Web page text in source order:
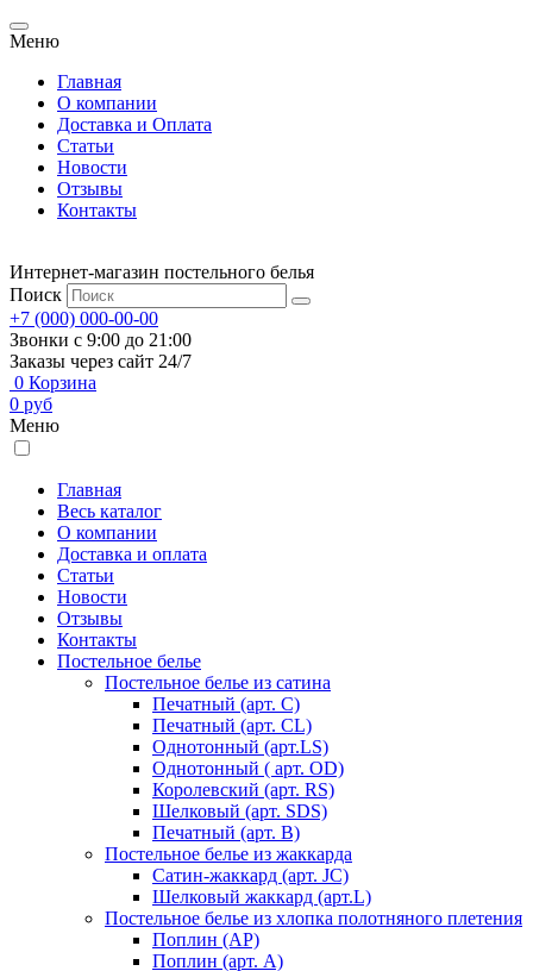
Меню
Главная
О компании
Доставка и Оплата
Статьи
Новости
Отзывы
Контакты
Интернет-магазин постельного белья
Поиск
+7 (000) 000-00-00
Звонки с 9:00 до 21:00
Заказы через сайт 24/7
0 Корзина
0 руб
Меню
Главная
Весь каталог
О компании
Доставка и оплата
Статьи
Новости
Отзывы
Контакты
Постельное белье
Постельное белье из сатина
Печатный (арт. С)
Печатный (арт. СL)
Однотонный (арт.LS)
Однотонный ( арт. OD)
Королевский (арт. RS)
Шелковый (арт. SDS)
Печатный (арт. В)
Постельное белье из жаккарда
Сатин-жаккард (арт. JC)
Шелковый жаккард (арт.L)
Постельное белье из хлопка полотняного плетения
Поплин (AP)
Поплин (арт. А)